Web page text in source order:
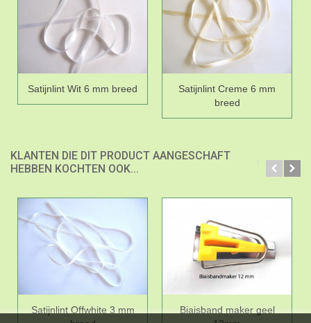
Satijnlint Wit 6 mm breed
Satijnlint Creme 6 mm
breed
KLANTEN DIE DIT PRODUCT AANGESCHAFT
HEBBEN KOCHTEN OOK...
Satijnlint Offwhite 3 mm
Biaisband maker geel